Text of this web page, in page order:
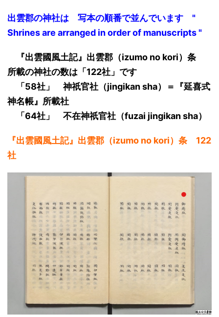
出雲郡の神社は 写本の順番で並んでいます "
Shrines are arranged in order of manuscripts "
『出雲國風土記』出雲郡（izumo no kori）条
所載の神社の数は「122社」です
「58社」 神祇官社（jingikan sha）＝『延喜式
神名帳』所載社
「64社」 不在神祇官社（fuzai jingikan sha）
『出雲國風土記』出雲郡（izumo no kori）条 122
社